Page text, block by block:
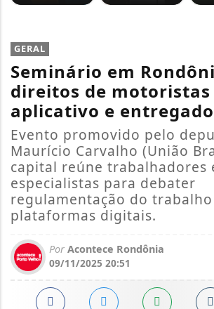
GERAL
Seminário em
direitos de motoristas
aplicativo e
Evento promovido pelo
Maurício Carvalho (União
capital reúne trabalhadores
especialistas para debater
regulamentação do
plataformas digitais.
Por Acontece Rondônia
09/11/2025 20:51